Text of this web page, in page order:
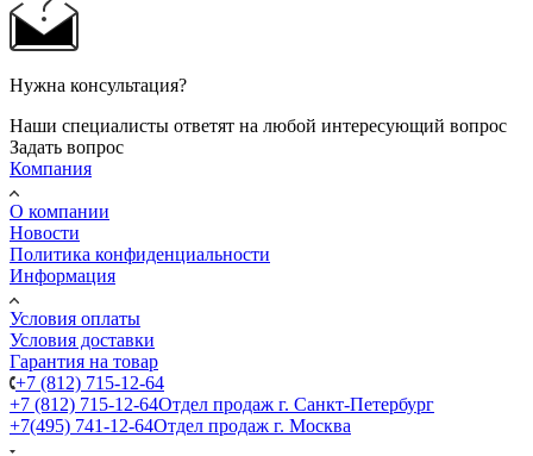
Нужна консультация?
Наши специалисты ответят на любой интересующий вопрос
Задать вопрос
Компания
О компании
Новости
Политика конфиденциальности
Информация
Условия оплаты
Условия доставки
Гарантия на товар
+7 (812) 715-12-64
+7 (812) 715-12-64Отдел продаж г. Санкт-Петербург
+7(495) 741-12-64Отдел продаж г. Москва